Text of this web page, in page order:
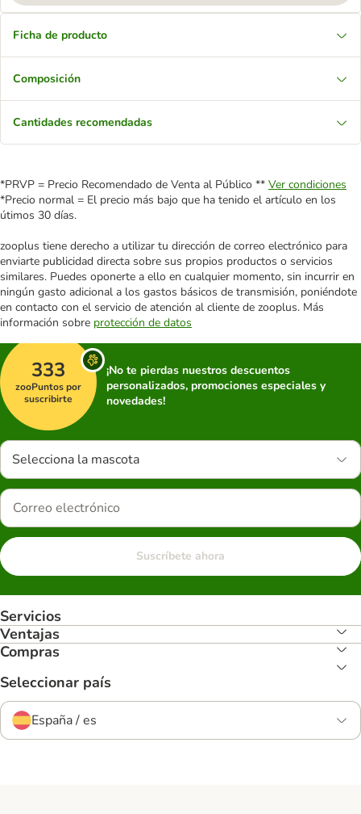
Ficha de producto
Composición
Cantidades recomendadas
*PRVP = Precio Recomendado de Venta al Público ** Ver condiciones
*Precio normal = El precio más bajo que ha tenido el artículo en los
útimos 30 días.
zooplus tiene derecho a utilizar tu dirección de correo electrónico para
enviarte publicidad directa sobre sus propios productos o servicios
similares. Puedes oponerte a ello en cualquier momento, sin incurrir en
ningún gasto adicional a los gastos básicos de transmisión, poniéndote
en contacto con el servicio de atención al cliente de zooplus. Más
información sobre protección de datos
333
zooPuntos por
suscribirte
¡No te pierdas nuestros descuentos
personalizados, promociones especiales y
novedades!
Selecciona la mascota
Suscríbete ahora
Servicios
Ventajas
Compras
Seleccionar país
España / es